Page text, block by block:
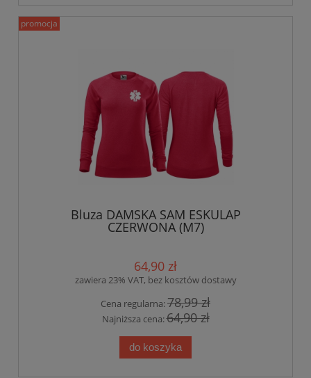
Bluza DAMSKA SAM ESKULAP
CZERWONA (M7)
64,90 zł
zawiera 23% VAT, bez kosztów dostawy
Cena regularna:78,99 zł
Najniższa cena:64,90 zł
do koszyka
promocja